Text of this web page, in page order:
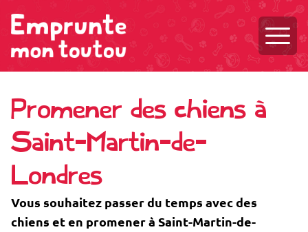
Promener des chiens à
Saint-Martin-de-
Londres
Vous souhaitez passer du temps avec des
chiens et en promener à Saint-Martin-de-